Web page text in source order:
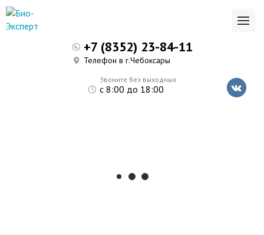
Звоните без выходных
с 8:00 до 18:00
+7 (8352) 23-84-11
Телефон в г.Чебоксары